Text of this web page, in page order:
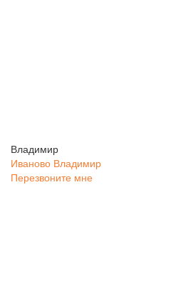
Владимир
Иваново Владимир
Перезвоните мне